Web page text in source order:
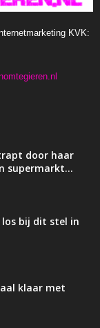
KVK:
door haar
supermarkt…
los bij dit stel in
klaar met